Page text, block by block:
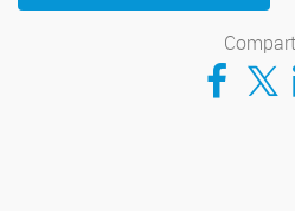
Compartir en